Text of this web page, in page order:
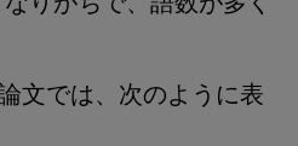
文では、次のように表